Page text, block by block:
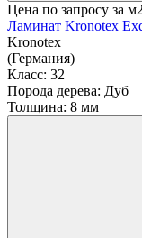
Цена по запросу за м2
Ламинат Kronotex
Kronotex
(Германия)
Класс: 32
Порода дерева: Дуб
Толщина: 8 мм